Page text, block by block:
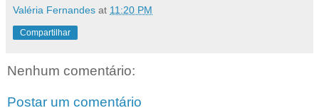
Valéria Fernandes at 11:20 PM
Compartilhar
Nenhum comentário:
Postar um comentário